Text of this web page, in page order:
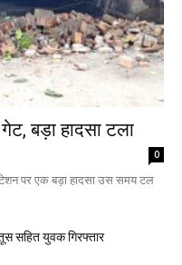
बड़ा हादसा टला
0
पर एक बड़ा हादसा उस समय टल
सहित युवक गिरफ्तार